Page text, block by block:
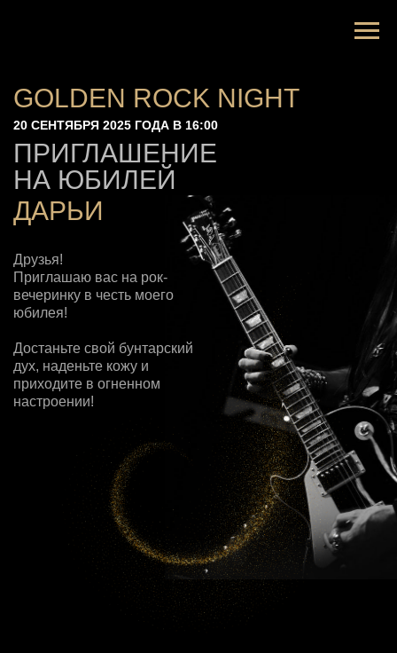
ДАРЬИ
Друзья!
Приглашаю вас на рок-
вечеринку в честь моего
юбилея!
Достаньте свой бунтарский
дух, наденьте кожу и
приходите в огненном
настроении!
20 СЕНТЯБРЯ 2025 ГОДА В 16:00
ПРИГЛАШЕНИЕ
НА ЮБИЛЕЙ
GOLDEN ROCK NIGHT